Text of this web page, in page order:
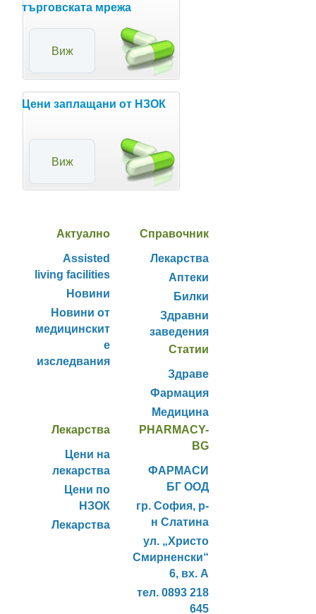
търговската мрежа
Виж
Цени заплащани от НЗОК
Виж
Актуално
Assisted
living facilities
Новини
Новини от
медицинскит
е
изследвания
Справочник
Лекарства
Аптеки
Билки
Здравни
заведения
Статии
Здраве
Фармация
Медицина
Лекарства
Цени на
лекарства
Цени по
НЗОК
Лекарства
PHARMACY-
BG
ФАРМАСИ
БГ ООД
гр. София, р-
н Слатина
ул. „Христо
Смирненски“
6, вх. А
тел. 0893 218
645